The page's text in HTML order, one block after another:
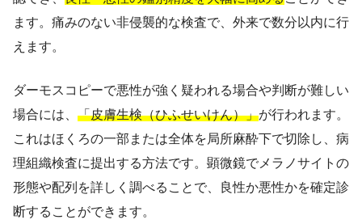
ます。痛みのない非侵襲的な検査で、外来で数分以内に行
えます。
ダーモスコピーで悪性が強く疑われる場合や判断が難しい
場合には、 「皮膚生検（ひふせいけん）」が行われます。
これはほくろの一部または全体を局所麻酔下で切除し、病
理組織検査に提出する方法です。顕微鏡でメラノサイトの
形態や配列を詳しく調べることで、良性か悪性かを確定診
断することができます。